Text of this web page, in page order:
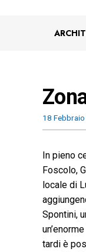
18
In pieno
Foscolo,
locale di
Spontini,
tardi è